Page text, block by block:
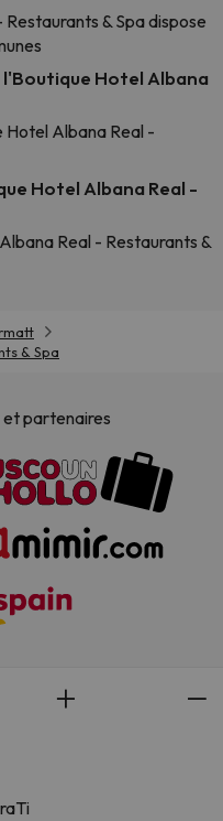
& Spa dispose
Hotel Albana
Hotel Albana Real -
Hotel Albana Real -
Real - Restaurants &
& Spa
partenaires